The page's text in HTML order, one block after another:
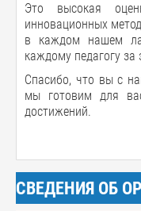
Это высокая
инновационных
в каждом нашем
каждому педагогу за
Спасибо, что вы с
мы готовим для
достижений.
СВЕДЕНИЯ ОБ